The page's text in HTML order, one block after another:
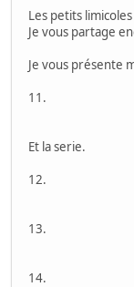
Les petits
Je vous partage
Je vous présente
11.
Et la serie.
12.
13.
14.